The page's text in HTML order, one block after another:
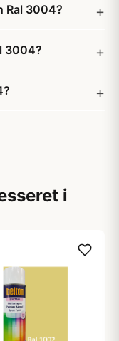
Ral 3004?
3004?
i